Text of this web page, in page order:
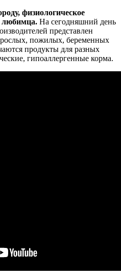
физиологическое
любимца. На сегодняшний день
представлен
пожилых, беременных
продукты для разных
гипоаллергенные корма.